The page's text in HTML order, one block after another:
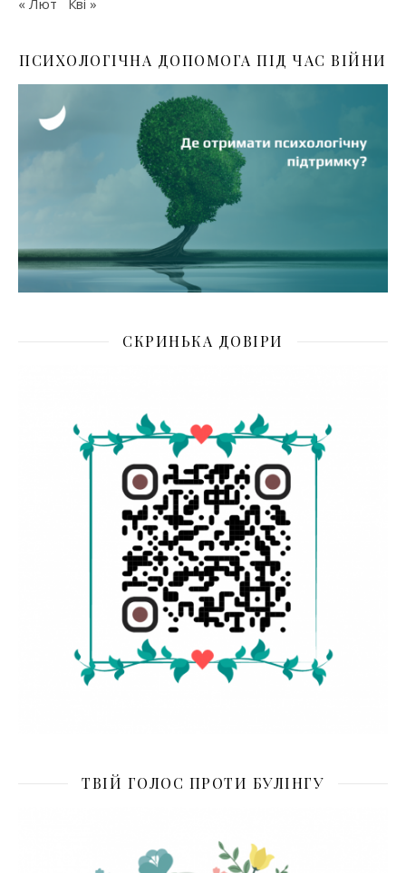
« Лют Кві »
ПСИХОЛОГІЧНА ДОПОМОГА ПІД ЧАС ВІЙНИ
СКРИНЬКА ДОВІРИ
ТВІЙ ГОЛОС ПРОТИ БУЛІНГУ